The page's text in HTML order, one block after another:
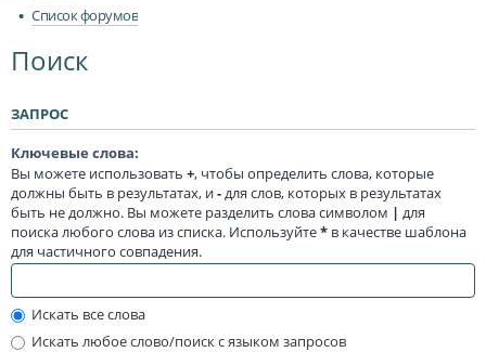
Список форумов
Поиск
ЗАПРОС
Ключевые слова:
Вы можете использовать +, чтобы определить слова, которые
должны быть в результатах, и- для слов, которых в результатах
быть не должно. Вы можете разделить слова символом | для
поиска любого слова из списка. Используйте* в качестве шаблона
для частичного совпадения.
Искать все слова
Искать любое слово/поиск с языком запросов